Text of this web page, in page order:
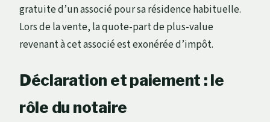
gratuite d’un associé pour sa résidence habituelle.
Lors de la vente, la quote-part de plus-value
revenant à cet associé est exonérée d’impôt.
Déclaration et paiement : le
rôle du notaire